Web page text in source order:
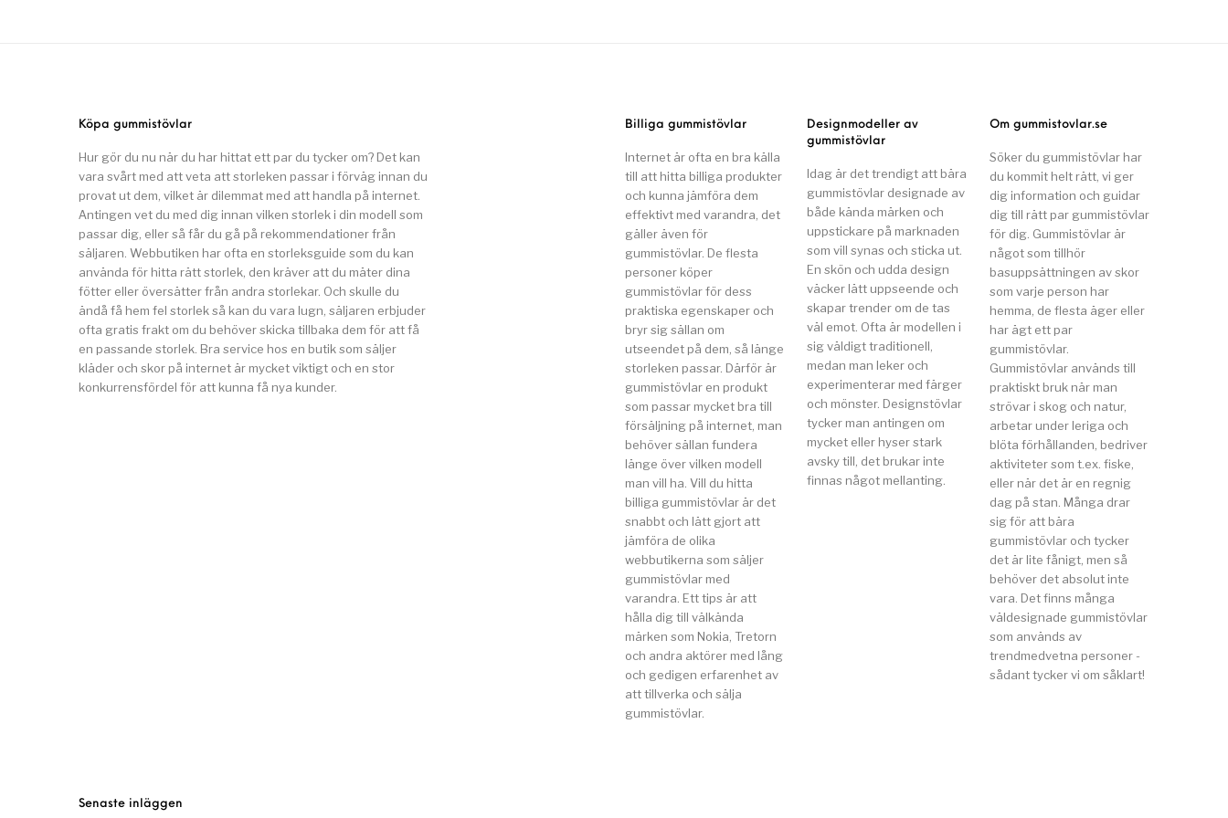
Köpa gummistövlar
Hur gör du nu när du har hittat ett par du tycker om? Det kan
vara svårt med att veta att storleken passar i förväg innan du
provat ut dem, vilket är dilemmat med att handla på internet.
Antingen vet du med dig innan vilken storlek i din modell som
passar dig, eller så får du gå på rekommendationer från
säljaren. Webbutiken har ofta en storleksguide som du kan
använda för hitta rätt storlek, den kräver att du mäter dina
fötter eller översätter från andra storlekar. Och skulle du
ändå få hem fel storlek så kan du vara lugn, säljaren erbjuder
ofta gratis frakt om du behöver skicka tillbaka dem för att få
en passande storlek. Bra service hos en butik som säljer
kläder och skor på internet är mycket viktigt och en stor
konkurrensfördel för att kunna få nya kunder.
Billiga gummistövlar
Internet är ofta en bra källa
till att hitta billiga produkter
och kunna jämföra dem
effektivt med varandra, det
gäller även för
gummistövlar. De flesta
personer köper
gummistövlar för dess
praktiska egenskaper och
bryr sig sällan om
utseendet på dem, så länge
storleken passar. Därför är
gummistövlar en produkt
som passar mycket bra till
försäljning på internet, man
behöver sällan fundera
länge över vilken modell
man vill ha. Vill du hitta
billiga gummistövlar är det
snabbt och lätt gjort att
jämföra de olika
webbutikerna som säljer
gummistövlar med
varandra. Ett tips är att
hålla dig till välkända
märken som Nokia, Tretorn
och andra aktörer med lång
och gedigen erfarenhet av
att tillverka och sälja
gummistövlar.
Designmodeller av
gummistövlar
Idag är det trendigt att bära
gummistövlar designade av
både kända märken och
uppstickare på marknaden
som vill synas och sticka ut.
En skön och udda design
väcker lätt uppseende och
skapar trender om de tas
väl emot. Ofta är modellen i
sig väldigt traditionell,
medan man leker och
experimenterar med färger
och mönster. Designstövlar
tycker man antingen om
mycket eller hyser stark
avsky till, det brukar inte
finnas något mellanting.
Om gummistovlar.se
Söker du gummistövlar har
du kommit helt rätt, vi ger
dig information och guidar
dig till rätt par gummistövlar
för dig. Gummistövlar är
något som tillhör
basuppsättningen av skor
som varje person har
hemma, de flesta äger eller
har ägt ett par
gummistövlar.
Gummistövlar används till
praktiskt bruk när man
strövar i skog och natur,
arbetar under leriga och
blöta förhållanden, bedriver
aktiviteter som t.ex. fiske,
eller när det är en regnig
dag på stan. Många drar
sig för att bära
gummistövlar och tycker
det är lite fånigt, men så
behöver det absolut inte
vara. Det finns många
väldesignade gummistövlar
som används av
trendmedvetna personer -
sådant tycker vi om såklart!
Senaste inläggen